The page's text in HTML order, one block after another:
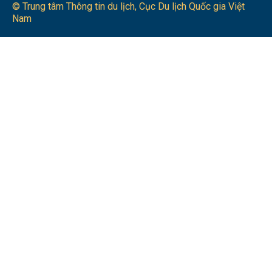
© Trung tâm Thông tin du lịch​, Cục Du lịch Quốc gia Việt
Nam